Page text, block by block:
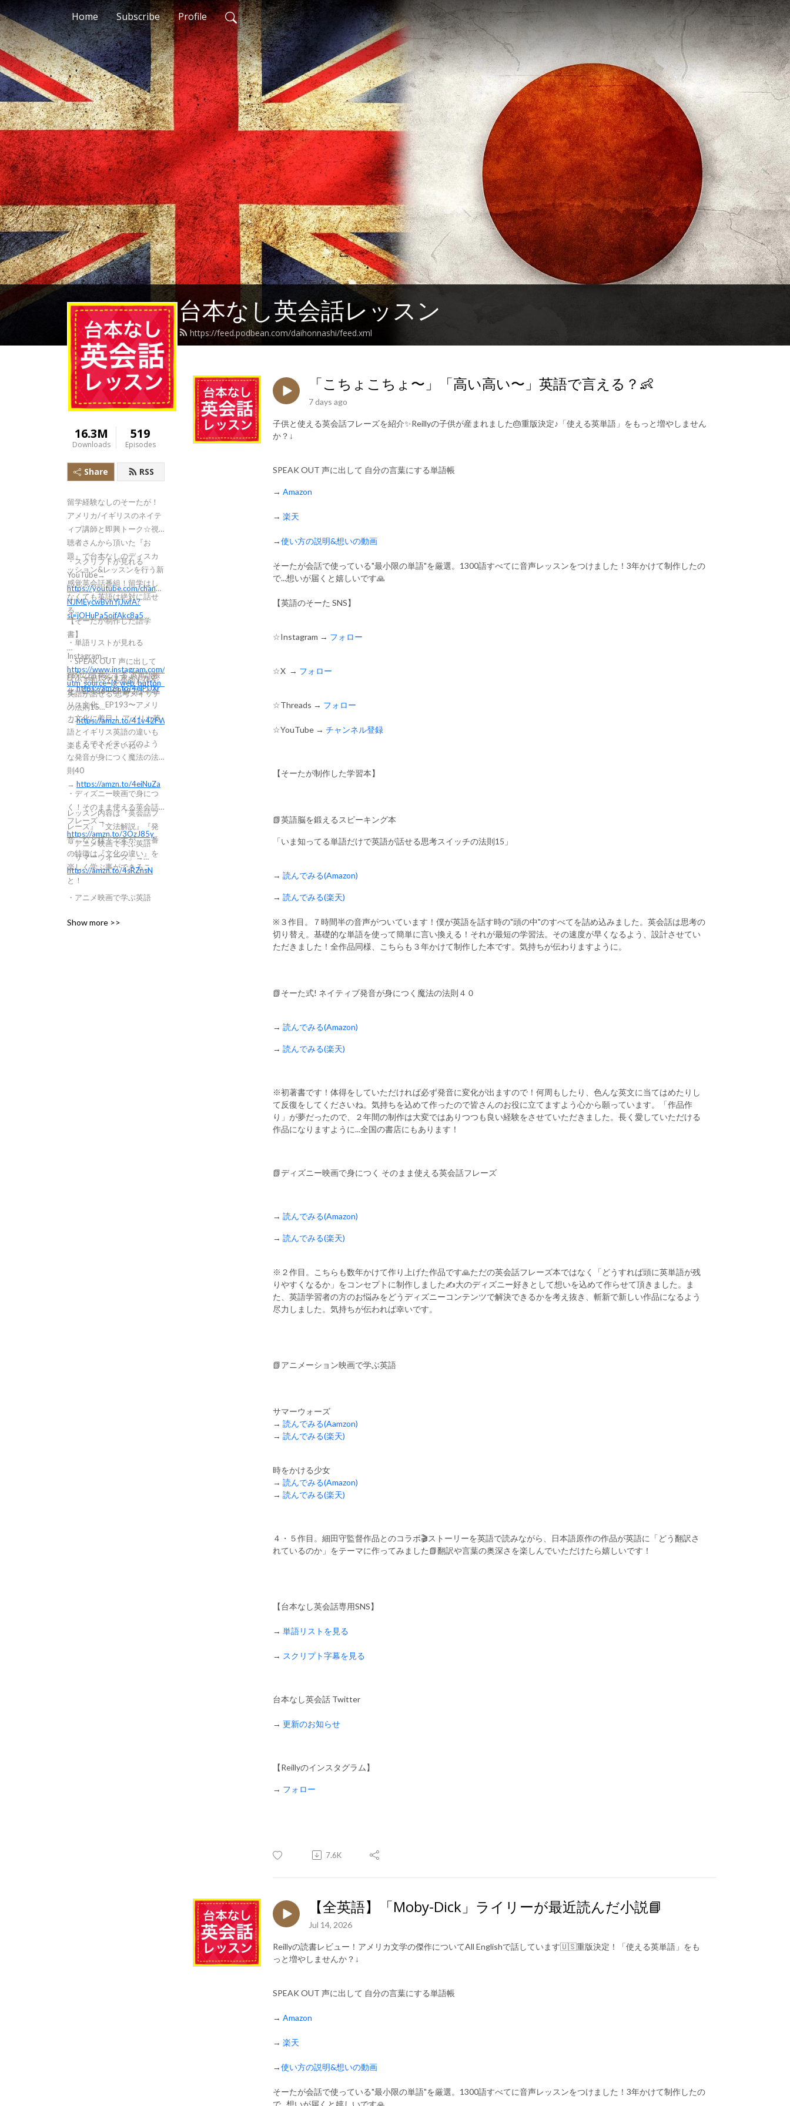
Home Subscribe Profile
台本なし英会話レッスン
https://feed.podbean.com/daihonnashi/feed.xml
16.3M
Downloads
519
Episodes
Share RSS
留学経験なしのそーたが！
アメリカ/イギリスのネイテ
ィブ講師と即興トーク☆視
聴者さんから頂いた『お
題』で台本なしのディスカ
ッション&レッスンを行う新
感覚英会話番組！留学はし
なくても英語は絶対に話せ
る。
EP1〜EP135はアメリカ文
化、EP136〜EP192はイギ
リス文化、EP193〜アメリ
カ文化に着目！ アメリカ英
語とイギリス英語の違いも
楽しんでくださいね☆
レッスン内容は『英会話フ
レーズ』『文法解説』『発
音』など様々ですが、一番
の特徴は『文化の違い』を
楽しく学ぶ事ができるこ
と！
ref_src=twsrc%5Egoogle%7Ctwcamp%5Eserp%7Ctwgr%5Eauthor
・スクリプトが見れる
YouTube→
https://youtube.com/channel/UCaWuET-
NJMEycwBvhYjJwfA?
si=jOHuPa5ojfAkc8a5
・単語リストが見れる
Instagram→
https://www.instagram.com/podcast_listening?
utm_source=ig_web_button_share_sheet&igsh=ZDNlZDc0MzIxNw==
【そーたが制作した語学
書】
・SPEAK OUT 声に出して
自分の言葉にする 英単語帳
→https://amzn.to/4ejPUXr
・いま知ってる単語だけで
英語が話せる 思考スイッチ
の法則15
→https://amzn.to/41v42FW
・まるでネイティブのよう
な発音が身につく魔法の法
則40
→ https://amzn.to/4eiNuZa
・ディズニー映画で身につ
く！そのまま使える英会話
フレーズ→
https://amzn.to/3OzJ85y
・アニメ映画で学ぶ英語
「サマーウォーズ」→
https://amzn.to/4sRZnsN
・アニメ映画で学ぶ英語
https://amzn.to/4sHURNh
Show more >>
「こちょこちょ〜」「高い高い〜」英語で言える？👶
7 days ago
子供と使える英会話フレーズを紹介✨Reillyの子供が産まれました🎂重版決定♪「使える英単語」をもっと増やしません
か？↓
SPEAK OUT 声に出して 自分の言葉にする単語帳
→ Amazon
→ 楽天
→使い方の説明&想いの動画
そーたが会話で使っている"最小限の単語"を厳選。1300語すべてに音声レッスンをつけました！3年かけて制作したの
で...想いが届くと嬉しいです🙏
【英語のそーた SNS】
☆Instagram → フォロー
☆X → フォロー
☆Threads → フォロー
☆YouTube → チャンネル登録
【そーたが制作した学習本】
📗英語脳を鍛えるスピーキング本
「いま知ってる単語だけで英語が話せる思考スイッチの法則15」
→ 読んでみる(Amazon)
→ 読んでみる(楽天)
※３作目。７時間半の音声がついています！僕が英語を話す時の"頭の中"のすべてを詰め込みました。英会話は思考の
切り替え。基礎的な単語を使って簡単に言い換える！それが最短の学習法。その速度が早くなるよう、設計させてい
ただきました！全作品同様、こちらも３年かけて制作した本です。気持ちが伝わりますように。
📗そーた式! ネイティブ発音が身につく魔法の法則４０
→ 読んでみる(Amazon)
→ 読んでみる(楽天)
※初著書です！体得をしていただければ必ず発音に変化が出ますので！何周もしたり、色んな英文に当てはめたりし
て反復をしてくださいね。気持ちを込めて作ったので皆さんのお役に立てますよう心から願っています。「作品作
り」が夢だったので、２年間の制作は大変ではありつつも良い経験をさせていただきました。長く愛していただける
作品になりますように...全国の書店にもあります！
📗ディズニー映画で身につく そのまま使える英会話フレーズ
→ 読んでみる(Amazon)
→ 読んでみる(楽天)
※２作目。こちらも数年かけて作り上げた作品です🙏ただの英会話フレーズ本ではなく「どうすれば頭に英単語が残
りやすくなるか」をコンセプトに制作しました✍️大のディズニー好きとして想いを込めて作らせて頂きました。ま
た、英語学習者の方のお悩みをどうディズニーコンテンツで解決できるかを考え抜き、斬新で新しい作品になるよう
尽力しました。気持ちが伝われば幸いです。
📗アニメーション映画で学ぶ英語
サマーウォーズ
→ 読んでみる(Aamzon)
→ 読んでみる(楽天)
時をかける少女
→ 読んでみる(Amazon)
→ 読んでみる(楽天)
４・５作目。細田守監督作品とのコラボ🎬ストーリーを英語で読みながら、日本語原作の作品が英語に「どう翻訳さ
れているのか」をテーマに作ってみました📗翻訳や言葉の奥深さを楽しんでいただけたら嬉しいです！
【台本なし英会話専用SNS】
→ 単語リストを見る
→ スクリプト字幕を見る
台本なし英会話 Twitter
→ 更新のお知らせ
【Reillyのインスタグラム】
→ フォロー
7.6K
【全英語】「Moby-Dick」ライリーが最近読んだ小説📘
Jul 14, 2026
Reillyの読書レビュー！アメリカ文学の傑作についてAll Englishで話しています🇺🇸重版決定！「使える英単語」をも
っと増やしませんか？↓
SPEAK OUT 声に出して 自分の言葉にする単語帳
→ Amazon
→ 楽天
→使い方の説明&想いの動画
そーたが会話で使っている"最小限の単語"を厳選。1300語すべてに音声レッスンをつけました！3年かけて制作したの
で...想いが届くと嬉しいです🙏